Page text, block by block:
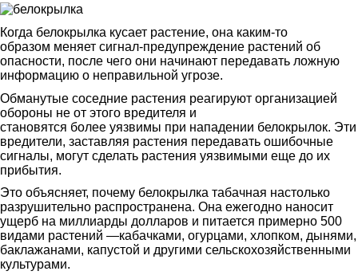
Когда белокрылка кусает растение, она каким-то
образом меняет сигнал-предупреждение растений об
опасности, после чего они начинают передавать ложную
информацию о неправильной угрозе.
Обманутые соседние растения реагируют организацией
обороны не от этого вредителя и
становятся более уязвимы при нападении белокрылок. Эти
вредители, заставляя растения передавать ошибочные
сигналы, могут сделать растения уязвимыми еще до их
прибытия.
Это объясняет, почему белокрылка табачная настолько
разрушительно распространена. Она ежегодно наносит
ущерб на миллиарды долларов и питается примерно 500
видами растений —кабачками, огурцами, хлопком, дынями,
баклажанами, капустой и другими сельскохозяйственными
культурами.